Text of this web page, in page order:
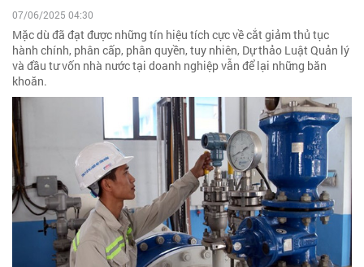
07/06/2025 04:30
Mặc dù đã đạt được những tín hiệu tích cực về cắt giảm thủ tục
hành chính, phân cấp, phân quyền, tuy nhiên, Dự thảo Luật Quản lý
và đầu tư vốn nhà nước tại doanh nghiệp vẫn để lại những băn
khoăn.